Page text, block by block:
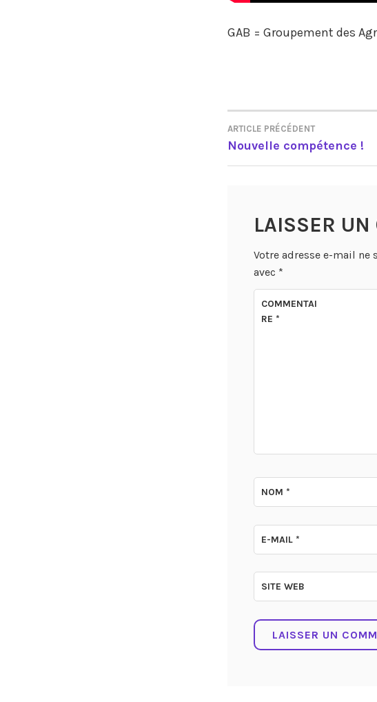
GAB = Groupement des
NAVIGATION
DE
ARTICLE PRÉCÉDENT
Nouvelle compétence !
LAISSER
Votre adresse e-mail ne
avec *
COMMENTAI
RE*
NOM*
E-MAIL*
SITE WEB